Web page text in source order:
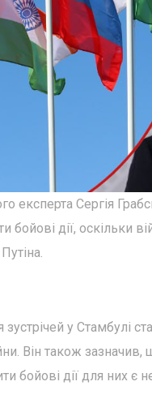
експерта Сергія
бойові дії,
зустрічей у Стамбулі
Він також зазначив,
бойові дії для них є